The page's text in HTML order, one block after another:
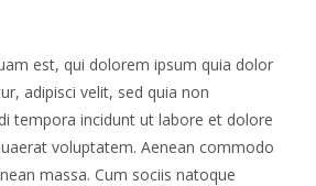
est, qui dolorem ipsum quia dolor
adipisci velit, sed quia non
tempora incidunt ut labore et dolore
voluptatem. Aenean commodo
massa. Cum sociis natoque